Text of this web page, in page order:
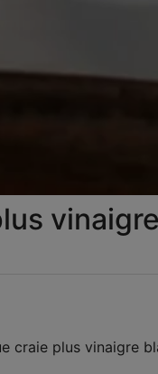
vinaigre
craie plus vinaigre